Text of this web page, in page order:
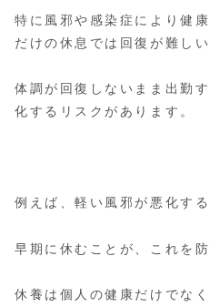
特に風邪や感染症により健
だけの休息では回復が難し
体調が回復しないまま出勤
化するリスクがあります。
例えば、軽い風邪が悪化す
早期に休むことが、これを
休養は個人の健康だけでな